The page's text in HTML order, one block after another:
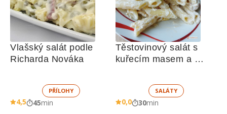
Vlašský salát podle
Richarda Nováka
PŘÍLOHY
4,5 45min
Těstovinový salát s
kuřecím masem a
SALÁTY
0,0 30min